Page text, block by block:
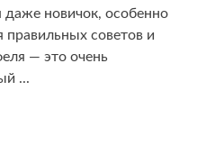
новичок, особенно
правильных советов и
— это очень
...